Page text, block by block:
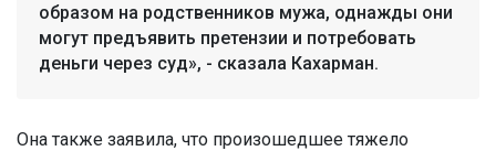
образом на родственников мужа, однажды они
могут предъявить претензии и потребовать
деньги через суд», - сказала Кахарман.
Она также заявила, что произошедшее тяжело